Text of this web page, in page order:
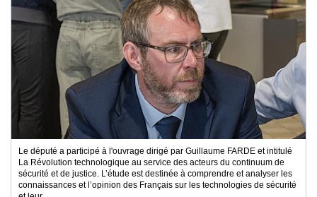
Le député a participé à l'ouvrage dirigé par Guillaume FARDE et intitulé
La Révolution technologique au service des acteurs du continuum de
sécurité et de justice. L’étude est destinée à comprendre et analyser les
connaissances et l’opinion des Français sur les technologies de sécurité